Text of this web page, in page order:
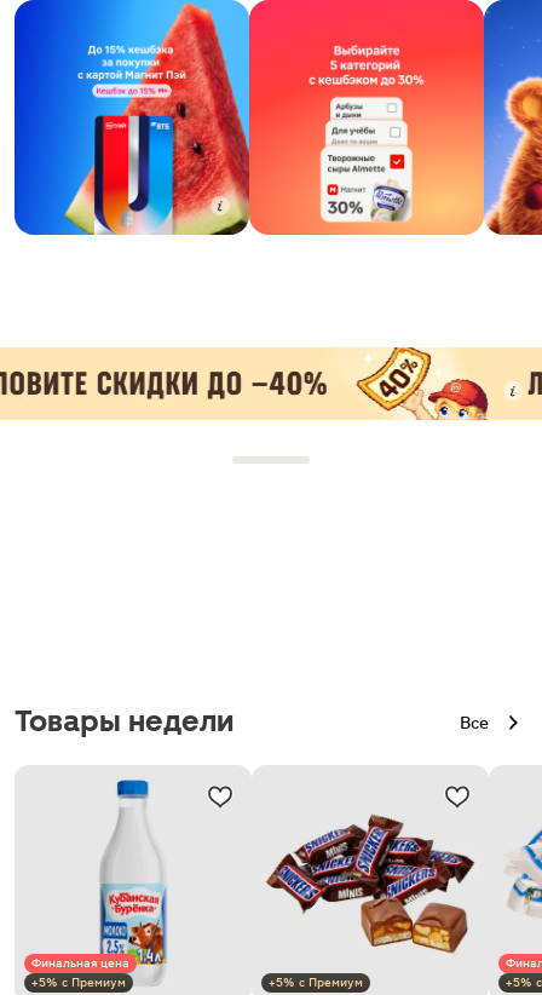
Товары недели Все
Финальная цена
+5% с Премиум
+5% с Премиум
+5%